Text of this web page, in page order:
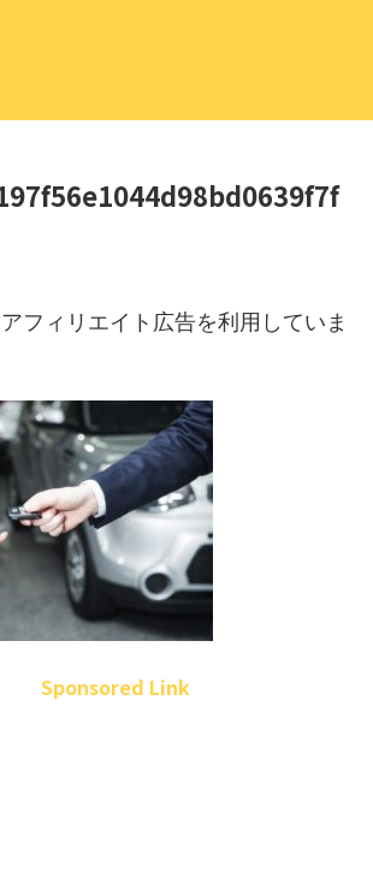
フィリエイト広告を利用していま
Sponsored Link